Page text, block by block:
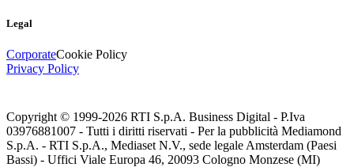
Legal
CorporateCookie Policy
Privacy Policy
Copyright © 1999-2026 RTI S.p.A. Business Digital - P.Iva
03976881007 - Tutti i diritti riservati - Per la pubblicità Mediamond
S.p.A. - RTI S.p.A., Mediaset N.V., sede legale Amsterdam (Paesi
Bassi) - Uffici Viale Europa 46, 20093 Cologno Monzese (MI)